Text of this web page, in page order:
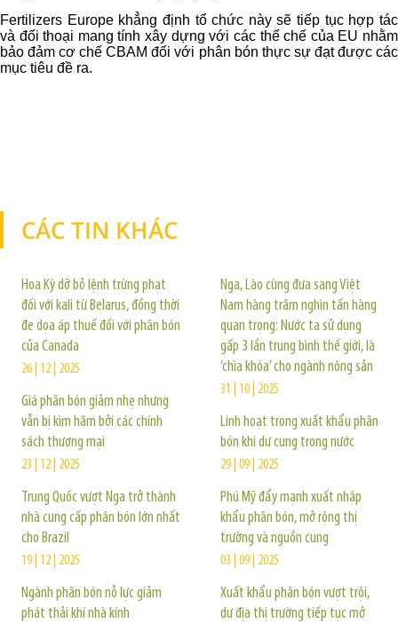
Fertilizers Europe khẳng định tổ chức này sẽ tiếp tục hợp tác
và đối thoại mang tính xây dựng với các thể chế của EU nhằm
bảo đảm cơ chế CBAM đối với phân bón thực sự đạt được các
mục tiêu đề ra.
CÁC TIN KHÁC
Hoa Kỳ dỡ bỏ lệnh trừng phạt
đối với kali từ Belarus, đồng thời
đe dọa áp thuế đối với phân bón
của Canada
26 | 12 | 2025
Giá phân bón giảm nhẹ nhưng
vẫn bị kìm hãm bởi các chính
sách thương mại
23 | 12 | 2025
Trung Quốc vượt Nga trở thành
nhà cung cấp phân bón lớn nhất
cho Brazil
19 | 12 | 2025
Ngành phân bón nỗ lực giảm
phát thải khí nhà kính
Nga, Lào cùng đưa sang Việt
Nam hàng trăm nghìn tấn hàng
quan trọng: Nước ta sử dụng
gấp 3 lần trung bình thế giới, là
‘chìa khóa’ cho ngành nông sản
31 | 10 | 2025
Linh hoạt trong xuất khẩu phân
bón khi dư cung trong nước
29 | 09 | 2025
Phú Mỹ đẩy mạnh xuất nhập
khẩu phân bón, mở rộng thị
trường và nguồn cung
03 | 09 | 2025
Xuất khẩu phân bón vượt trội,
dư địa thị trường tiếp tục mở